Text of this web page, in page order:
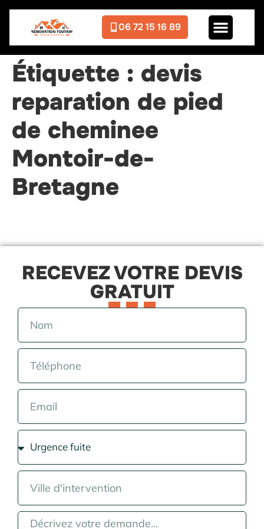
06 72 15 16 89
Étiquette : devis
reparation de pied
de cheminee
Montoir-de-
Bretagne
RECEVEZ VOTRE DEVIS
GRATUIT